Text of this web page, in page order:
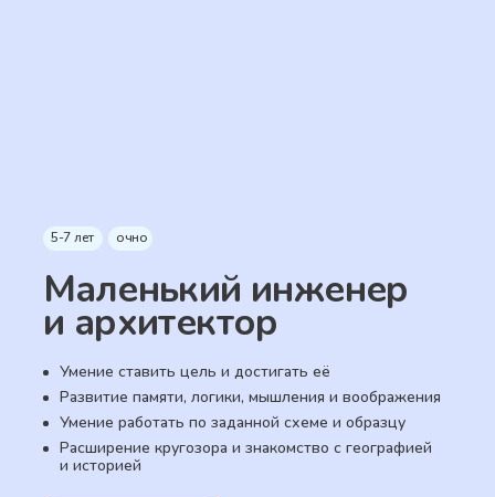
Маленький инженер
и архитектор
5-7 лет очно
Умение ставить цель и достигать её
Развитие памяти, логики, мышления и воображения
Умение работать по заданной схеме и образцу
Расширение кругозора и знакомство с географией
и историей